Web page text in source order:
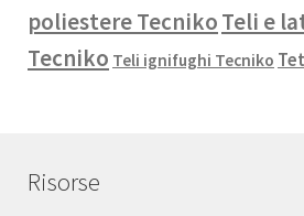
poliestere TecnikoTeli e
Tecniko Teli ignifughi Tecniko
Risorse